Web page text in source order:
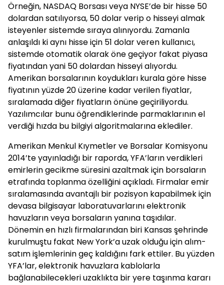
Örneğin, NASDAQ Borsası veya NYSE’de bir hisse 50
dolardan satılıyorsa, 50 dolar verip o hisseyi almak
isteyenler sistemde sıraya alınıyordu. Zamanla
anlaşıldı ki aynı hisse için 51 dolar veren kullanıcı,
sistemde otomatik olarak öne geçiyor fakat piyasa
fiyatından yani 50 dolardan hisseyi alıyordu.
Amerikan borsalarının koydukları kurala göre hisse
fiyatının yüzde 20 üzerine kadar verilen fiyatlar,
sıralamada diğer fiyatların önüne geçiriliyordu.
Yazılımcılar bunu öğrendiklerinde parmaklarının el
verdiği hızda bu bilgiyi algoritmalarına eklediler.
Amerikan Menkul Kıymetler ve Borsalar Komisyonu
2014’te yayınladığı bir raporda, YFA’ların verdikleri
emirlerin gecikme süresini azaltmak için borsaların
etrafında toplanma özelliğini açıkladı. Firmalar emir
sıralamasında avantajlı bir pozisyon kapabilmek için
devasa bilgisayar laboratuvarlarını elektronik
havuzların veya borsaların yanına taşıdılar.
Dönemin en hızlı firmalarından biri Kansas şehrinde
kurulmuştu fakat New York’a uzak olduğu için alım-
satım işlemlerinin geç kaldığını fark ettiler. Bu yüzden
YFA’lar, elektronik havuzlara kablolarla
bağlanabilecekleri uzaklıkta bir yere taşınma kararı